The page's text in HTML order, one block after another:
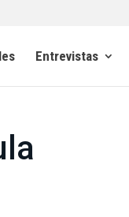
Entrevistas